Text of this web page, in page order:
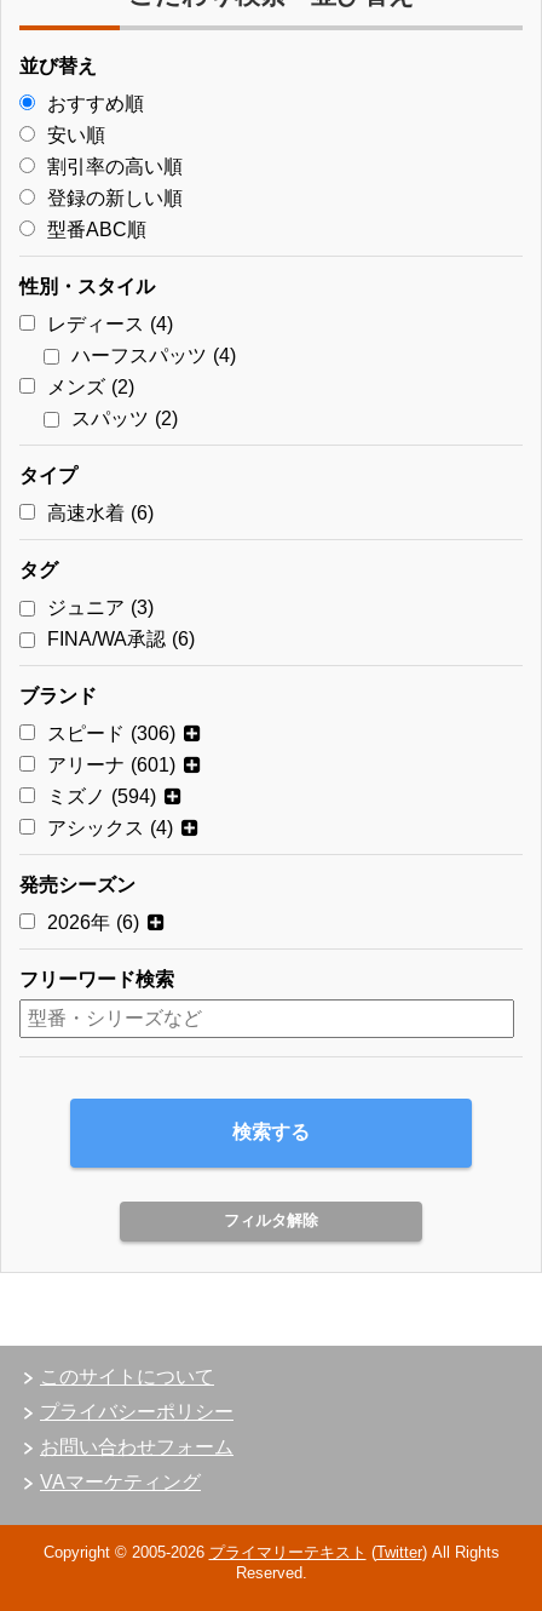
並び替え
おすすめ順
安い順
割引率の高い順
登録の新しい順
型番ABC順
性別・スタイル
レディース (4)
ハーフスパッツ (4)
メンズ (2)
スパッツ (2)
タイプ
高速水着 (6)
タグ
ジュニア (3)
FINA/WA承認 (6)
ブランド
スピード (306)
アリーナ (601)
ミズノ (594)
アシックス (4)
発売シーズン
2026年 (6)
フリーワード検索
このサイトについて
プライバシーポリシー
お問い合わせフォーム
VAマーケティング
Copyright © 2005-2026 プライマリーテキスト (Twitter) All Rights
Reserved.